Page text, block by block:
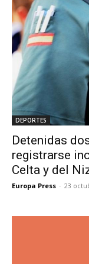
DEPORTES
Detenidas
registrarse
Celta y del
Europa Press - 23